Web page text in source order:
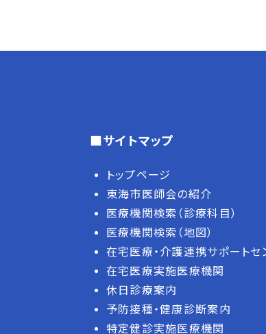
■サイトマップ
トップページ
東海市医師会の紹介
医療機関検索（診療科目）
医療機関検索（地図）
在宅医療・介護連携サポートセ
在宅医療実施医療機関
休日診療案内
予防接種・健康診断案内
特定健診実施医療機関